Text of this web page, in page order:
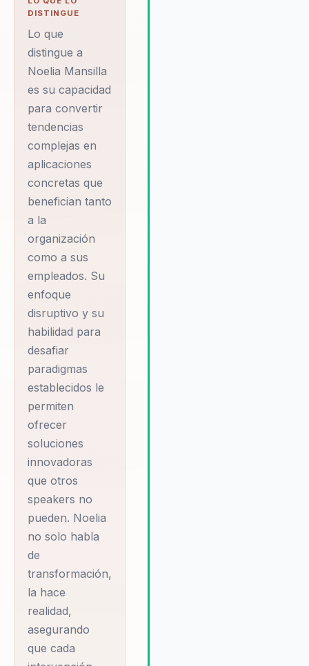
DISTINGUE
Lo que
distingue a
Noelia Mansilla
es su capacidad
para convertir
tendencias
complejas en
aplicaciones
concretas que
benefician tanto
a la
organización
como a sus
empleados. Su
enfoque
disruptivo y su
habilidad para
desafiar
paradigmas
establecidos le
permiten
ofrecer
soluciones
innovadoras
que otros
speakers no
pueden. Noelia
no solo habla
de
transformación,
la hace
realidad,
asegurando
que cada